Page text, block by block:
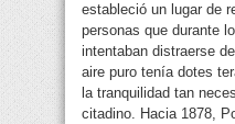
estableció un lugar de
personas que durante
intentaban distraerse
aire puro tenía dotes
la tranquilidad tan
citadino. Hacia 1878,